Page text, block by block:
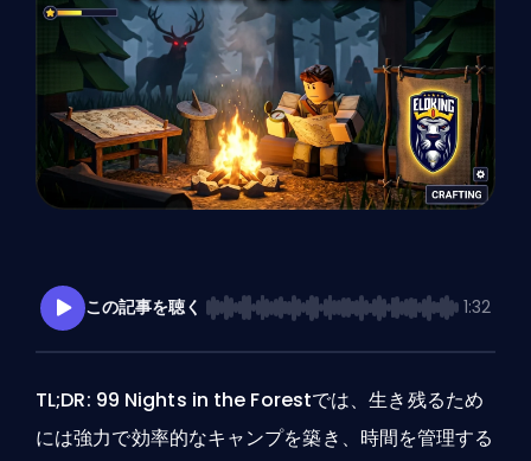
この記事を聴く 1:32
TL;DR: 99 Nights in the Forestでは、生き残るため
には強力で効率的なキャンプを築き、時間を管理する